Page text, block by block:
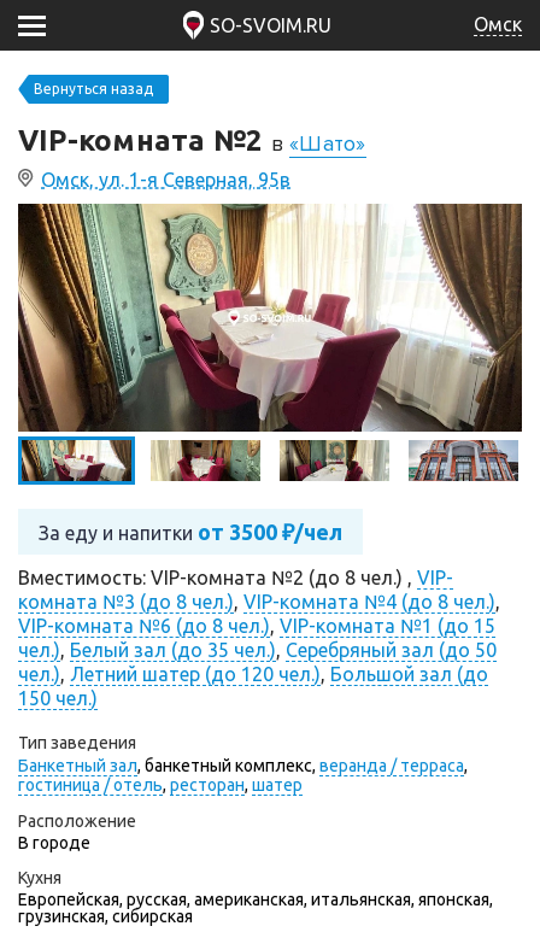
SO-SVOIM.RU Омск
Вернуться назад
VIP-комната №2 в«Шато»
Омск, ул. 1-я Северная, 95в
За еду и напитки от 3500 ₽/чел
Вместимость: VIP-комната №2 (до 8 чел.) , VIP-
комната №3 (до 8 чел.), VIP-комната №4 (до 8 чел.),
VIP-комната №6 (до 8 чел.), VIP-комната №1 (до 15
чел.), Белый зал (до 35 чел.), Серебряный зал (до 50
чел.), Летний шатер (до 120 чел.), Большой зал (до
150 чел.)
Тип заведения
Банкетный зал, банкетный комплекс, веранда / терраса,
гостиница / отель, ресторан, шатер
Расположение
В городе
Кухня
Европейская, русская, американская, итальянская, японская,
грузинская, сибирская